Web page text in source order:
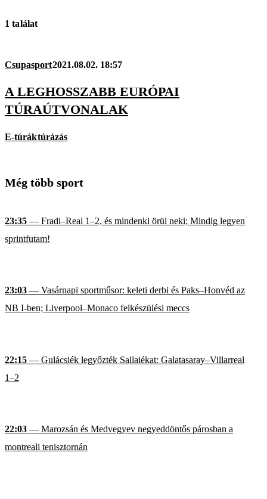
1 találat
Csupasport2021.08.02. 18:57
A LEGHOSSZABB EURÓPAI
TÚRAÚTVONALAK
E-túráktúrázás
Még több sport
23:35 — Fradi–Real 1–2, és mindenki örül neki; Mindig legyen
sprintfutam!
23:03 — Vasárnapi sportműsor: keleti derbi és Paks–Honvéd az
NB I-ben; Liverpool–Monaco felkészülési meccs
22:15 — Gulácsiék legyőzték Sallaiékat: Galatasaray–Villarreal
1–2
22:03 — Marozsán és Medvegyev negyeddöntős párosban a
montreali tenisztornán